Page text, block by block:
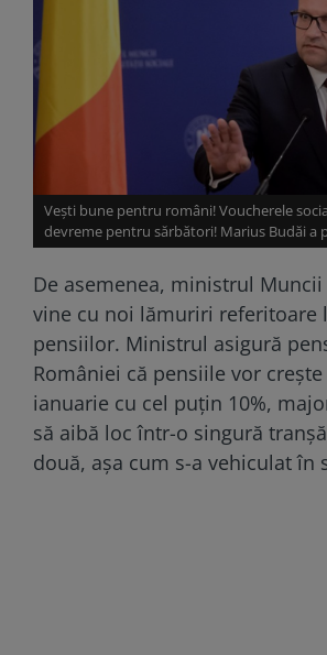
Vești bune pentru români! Voucherele
devreme pentru sărbători! Marius Budăi a
De asemenea, ministrul
vine cu noi lămuriri referitoare
pensiilor. Ministrul asigură
României că pensiile vor creşte
ianuarie cu cel puţin 10%,
să aibă loc într-o singură
două, aşa cum s-a vehiculat în